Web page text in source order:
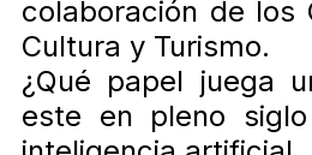
colaboración de los
Cultura y Turismo.
¿Qué papel juega
este en pleno